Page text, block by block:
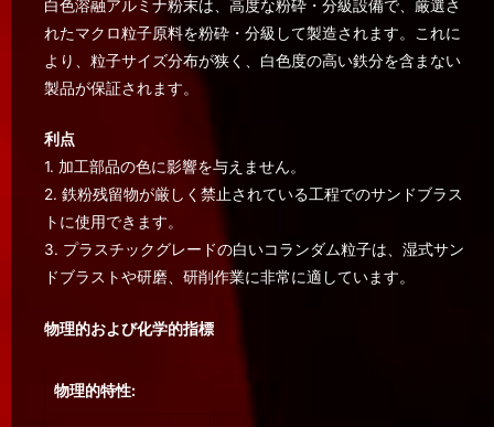
白色溶融アルミナ粉末は、高度な粉砕・分級設備で、厳選さ
れたマクロ粒子原料を粉砕・分級して製造されます。これに
より、粒子サイズ分布が狭く、白色度の高い鉄分を含まない
製品が保証されます。
利点
1. 加工部品の色に影響を与えません。
2. 鉄粉残留物が厳しく禁止されている工程でのサンドブラス
トに使用できます。
3. プラスチックグレードの白いコランダム粒子は、湿式サン
ドブラストや研磨、研削作業に非常に適しています。
物理的および化学的指標
物理的特性: